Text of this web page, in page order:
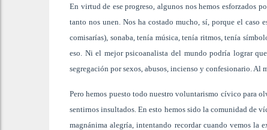
En virtud de ese progreso, algunos nos hemos esforzados
tanto nos unen. Nos ha costado mucho, sí, porque el
comisarías), sonaba, tenía música, tenía ritmos, tenía
eso. Ni el mejor psicoanalista del mundo podría lograr
segregación por sexos, abusos, incienso y confesionario. Al
Pero hemos puesto todo nuestro voluntarismo cívico para
sentirnos insultados. En esto hemos sido la comunidad de
magnánima alegría, intentando recordar cuando vemos la